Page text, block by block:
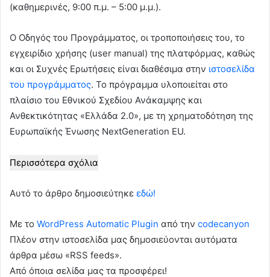
(καθημερινές, 9:00 π.μ. – 5:00 μ.μ.).
Ο Οδηγός του Προγράμματος, οι τροποποιήσεις του, το
εγχειρίδιο χρήσης (user manual) της πλατφόρμας, καθώς
και οι Συχνές Ερωτήσεις είναι διαθέσιμα στην ιστοσελίδα
του προγράμματος. Το πρόγραμμα υλοποιείται στο
πλαίσιο του Εθνικού Σχεδίου Ανάκαμψης και
Ανθεκτικότητας «Ελλάδα 2.0», με τη χρηματοδότηση της
Ευρωπαϊκής Ένωσης NextGeneration EU.
Περισσότερα σχόλια
Αυτό το άρθρο δημοσιεύτηκε εδώ!
Με το WordPress Automatic Plugin από την codecanyon
Πλέον στην ιστοσελίδα μας δημοσιεύονται αυτόματα
άρθρα μέσω «RSS feeds».
Από όποια σελίδα μας τα προσφέρει!